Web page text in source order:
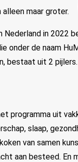
maar groter.
Nederland in 2022
onder de naam
bestaat uit 2 pijlers.
programma uit
slaap,
van samen
aan besteed. En